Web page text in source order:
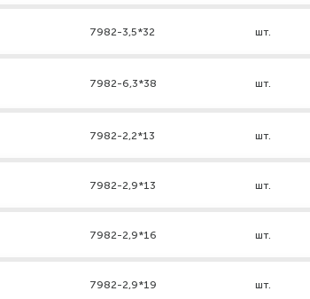
7982-3,5*32 шт.
7982-6,3*38 шт.
7982-2,2*13 шт.
7982-2,9*13 шт.
7982-2,9*16 шт.
7982-2,9*19 шт.